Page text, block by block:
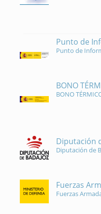
Punto de
Punto de
BONO
BONO
Diputación
Diputación de
Fuerzas
Fuerzas